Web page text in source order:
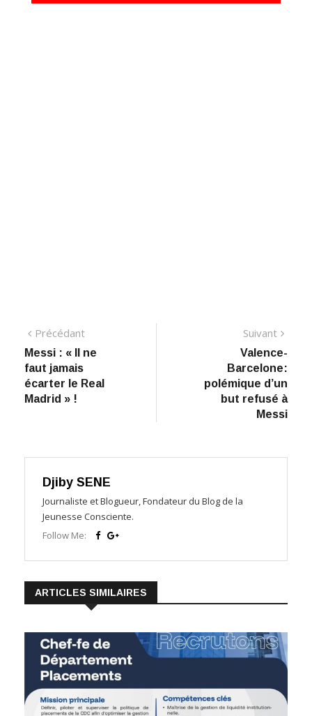
Navigation
de
l’article
PrécédantPrécédant:
​Messi : « Il ne
faut jamais
écarter le Real
Madrid » !
Suivant
Valence-
Barcelone:
polémique d’un
but refusé à
Messi
Djiby SENE
Journaliste et Blogueur, Fondateur du Blog de la
Jeunesse Consciente.
Follow Me:
ARTICLES SIMILAIRES